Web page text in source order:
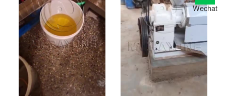
Wechat